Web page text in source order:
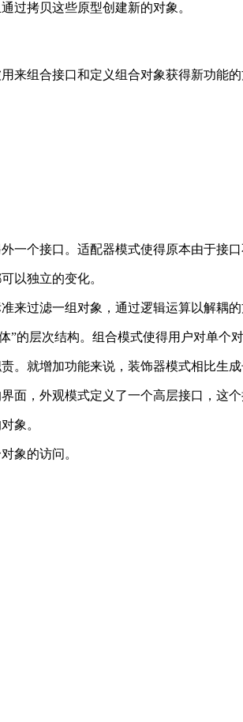
过拷贝这些原型创建新的对象。
来组合接口和定义组合对象获得新功能的
一个接口。适配器模式使得原本由于接
以独立的变化。
来过滤一组对象，通过逻辑运算以解耦
的层次结构。组合模式使得用户对单个
。就增加功能来说，装饰器模式相比生成
面，外观模式定义了一个高层接口，这
象。
象的访问。